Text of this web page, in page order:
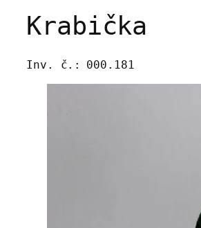
Krabička
Inv. č.: 000.181